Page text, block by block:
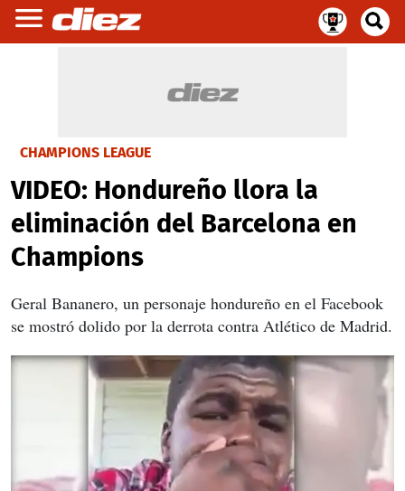
CHAMPIONS LEAGUE
VIDEO: Hondureño llora la
eliminación del Barcelona en
Champions
Geral Bananero, un personaje hondureño en el Facebook
se mostró dolido por la derrota contra Atlético de Madrid.